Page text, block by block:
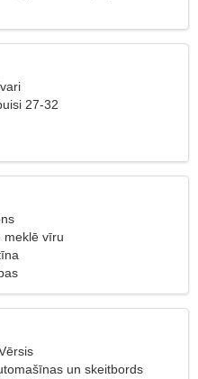
27-32
meklē vīru
un skeitbords